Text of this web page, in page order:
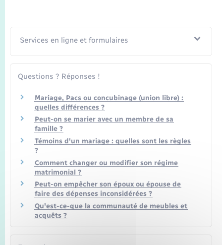
Seniors
Transports
Voirie et espace public
Services en ligne et formulaires
Questions ? Réponses !
Mariage, Pacs ou concubinage (union libre) :
quelles différences ?
Peut-on se marier avec un membre de sa
famille ?
Témoins d'un mariage : quelles sont les règles
?
Comment changer ou modifier son régime
matrimonial ?
Peut-on empêcher son époux ou épouse de
faire des dépenses inconsidérées ?
Qu'est-ce-que la communauté de meubles et
acquêts ?